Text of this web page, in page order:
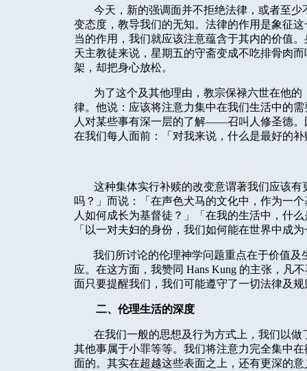
今天，新的强调面并不拒绝法律，或者至
变态度，教导我们的无知。法律的作用是象征
当的作用，我们就应该注意蕴含于其内的价值
天主教徒来说，星期五的守斋变成不吃排骨肉
架，却把身心放松。
为了这个及其他理由，教宗保禄六世在他的
律。他说：应该将注意力集中在我们生活中的
人对某些事有深一层的了解——召叫人修圣德
在我们每人面前：「对我来说，什么是最好的
这种集体实行补赎的改变意谓著我们应该
吗？」而说：「在声色犬马的文化中，作为一
人如何成长为基督徒？」「在我的生活中，什
「以一对夫妇的身份，我们如何能在世界中成
我们所讨论的伦理神学问题重点在于价值
应。在这方面，我赞同 Hans Kung 的主张，凡
面只要提醒我们，我们可能遵守了一切法律及
二、伦理生活的深度
在我们一般的思想及行为方式上，我们以
其他事属于小罪等等。我们将注意力完全集中
面的。其实在超越这些表面之上，还有更深的